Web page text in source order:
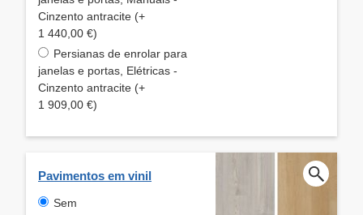
Cinzento antracite (+
1 440,00 €)
Persianas de enrolar para
janelas e portas, Elétricas -
Cinzento antracite (+
1 909,00 €)
Pavimentos em vinil
Sem